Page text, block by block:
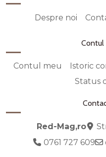
Despre noi
Contul
Contul meu Istoric
Status
Red-Mag,ro
0761 727 609